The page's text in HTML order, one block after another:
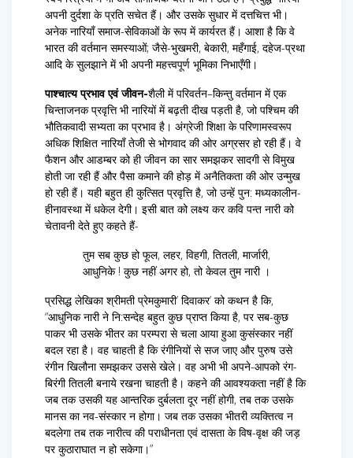
अपनी दुर्दशा के प्रति सचेत हैं। और उसके सुधार में दत्तचित्त भी।
अनेक नारियाँ समाज-सेविकाओं के रूप में कार्यरत हैं। आशा है कि वे
भारत की वर्तमान समस्याओं; जैसे-भुखमरी, बेकारी, महँगाई, दहेज-प्रथा
आदि के सुलझाने में भी अपनी महत्त्वपूर्ण भूमिका निभाएँगी।
पाश्चात्य प्रभाव एवं जीवन-शैली में परिवर्तन–किन्तु वर्तमान में एक
चिन्ताजनक प्रवृत्ति भी नारियों में बढ़ती दीख पड़ती है, जो पश्चिम की
भौतिकवादी सभ्यता का प्रभाव है। अंग्रेजी शिक्षा के परिणामस्वरूप
अधिक शिक्षित नारियाँ तेजी से भोगवाद की ओर अग्रसर हो रही हैं। वे
फैशन और आडम्बर को ही जीवन का सार समझकर सादगी से विमुख
होती जा रही हैं और पैसा कमाने की होड़ में अनैतिकता की ओर उन्मुख
हो रही हैं। यही बहुत ही कुत्सित प्रवृत्ति है, जो उन्हें पुन: मध्यकालीन-
हीनावस्था में धकेल देगी। इसी बात को लक्ष्य कर कवि पन्त नारी को
चेतावनी देते हुए कहते हैं-
तुम सब कुछ हो फूल, लहर, विहगी, तितली, मार्जारी,
आधुनिके ! कुछ नहीं अगर हो, तो केवल तुम नारी ।
प्रसिद्ध लेखिका श्रीमती प्रेमकुमारी’ दिवाकर’ को कथन है कि,
“आधुनिक नारी ने नि:सन्देह बहुत कुछ प्राप्त किया है, पर सब-कुछ
पाकर भी उसके भीतर का परम्परा से चला आया हुआ कुसंस्कार नहीं
बदल रहा है। वह चाहती है कि रंगीनियों से सज जाए और पुरुष उसे
रंगीन खिलौना समझकर उससे खेले। वह अभी भी अपने-आपको रंग-
बिरंगी तितली बनाये रखना चाहती है। कहने की आवश्यकता नहीं है कि
जब तक उसकी यह आन्तरिक दुर्बलता दूर नहीं होगी, तब तक उसके
मानस का नव-संस्कार न होगा। जब तक उसका भीतरी व्यक्तित्व न
बदलेगा तब तक नारीत्व की पराधीनता एवं दासता के विष-वृक्ष की जड़
पर कुठाराघात न हो सकेगा।”